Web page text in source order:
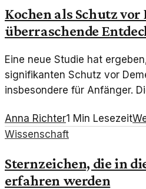
Kochen als Schutz vor
überraschende
Eine neue Studie hat
signifikanten Schutz vor
insbesondere für Anfänger.
Gesundheit auf.
Anna Richter1 Min Lesezeit
Wissenschaft
Sternzeichen, die in
erfahren werden